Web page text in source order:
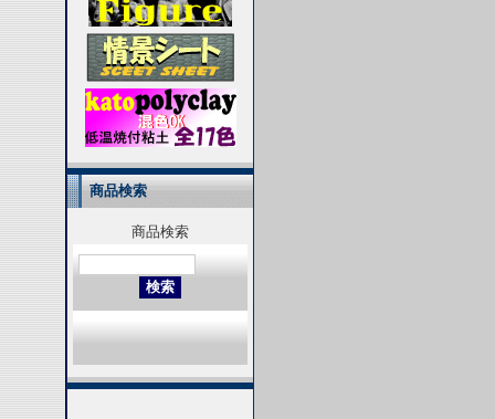
商品検索
商品検索